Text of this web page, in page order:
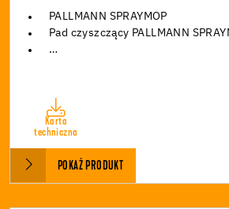
PALLMANN SPRAYMOP
Pad czyszczący PALLMANN
…
Karta
techniczna
POKAŻ PRODUKT